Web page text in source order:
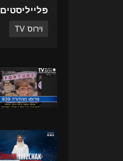
פלייליסטים
וירוס TV